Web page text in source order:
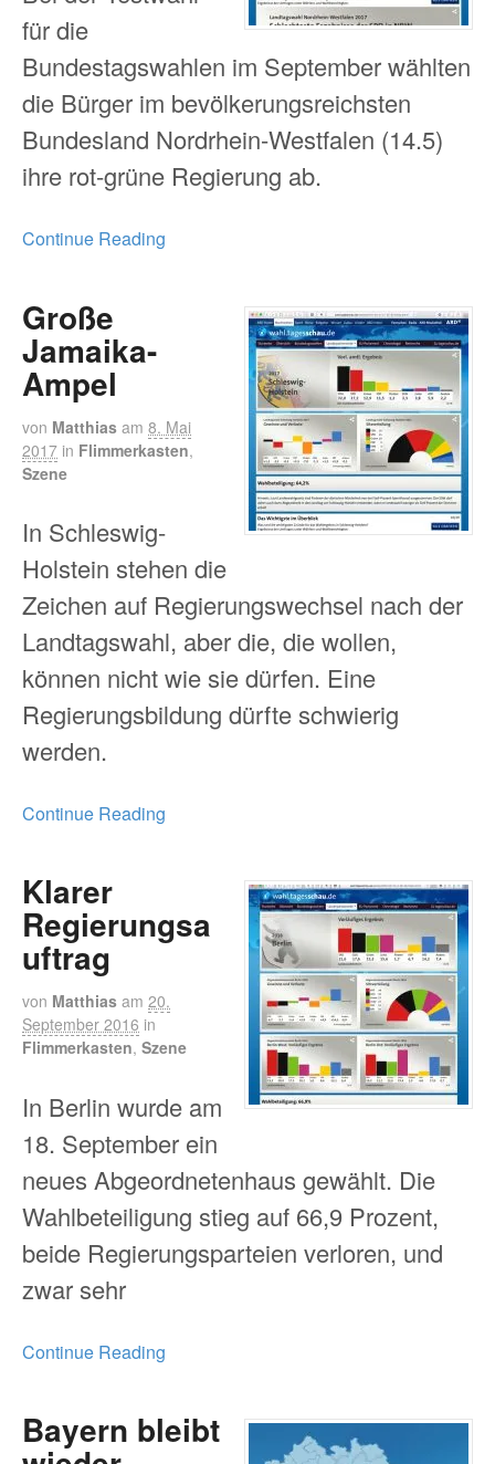
für die
Bundestagswahlen im September wählten
die Bürger im bevölkerungsreichsten
Bundesland Nordrhein-Westfalen (14.5)
ihre rot-grüne Regierung ab.
Continue Reading
Große
Jamaika-
Ampel
von Matthias am 8. Mai
2017 in Flimmerkasten,
Szene
In Schleswig-
Holstein stehen die
Zeichen auf Regierungswechsel nach der
Landtagswahl, aber die, die wollen,
können nicht wie sie dürfen. Eine
Regierungsbildung dürfte schwierig
werden.
Continue Reading
Klarer
Regierungsa
uftrag
von Matthias am 20.
September 2016 in
Flimmerkasten, Szene
In Berlin wurde am
18. September ein
neues Abgeordnetenhaus gewählt. Die
Wahlbeteiligung stieg auf 66,9 Prozent,
beide Regierungsparteien verloren, und
zwar sehr
Continue Reading
Bayern bleibt